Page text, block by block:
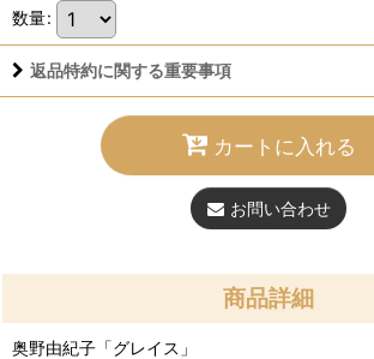
数量:
返品特約に関する重要事項
カートに入れる
お問い合わせ
商品詳細
奥野由紀子「グレイス」